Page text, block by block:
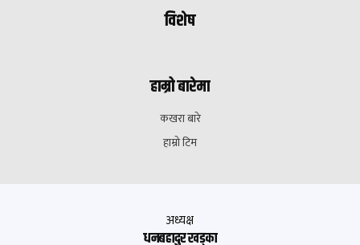
विशेष
हाम्रो बारेमा
कखरा बारे
हाम्रो टिम
अध्यक्ष
धनबहादुर खड्का